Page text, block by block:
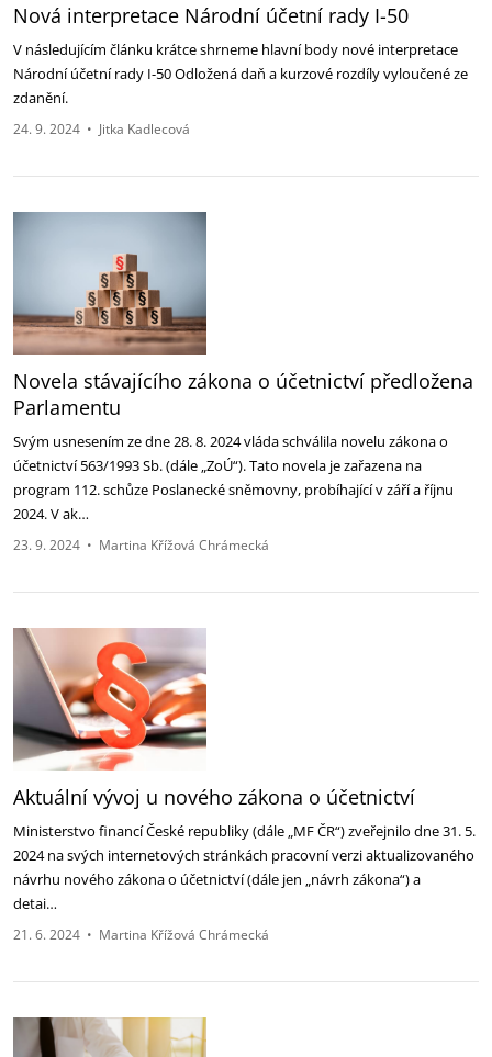
Nová interpretace Národní účetní rady I-50
V následujícím článku krátce shrneme hlavní body nové interpretace
Národní účetní rady I-50 Odložená daň a kurzové rozdíly vyloučené ze
zdanění.
24. 9. 2024 • Jitka Kadlecová
Novela stávajícího zákona o účetnictví předložena
Parlamentu
Svým usnesením ze dne 28. 8. 2024 vláda schválila novelu zákona o
účetnictví 563/1993 Sb. (dále „ZoÚ“). Tato novela je zařazena na
program 112. schůze Poslanecké sněmovny, probíhající v září a říjnu
2024. V ak…
23. 9. 2024 • Martina Křížová Chrámecká
Aktuální vývoj u nového zákona o účetnictví
Ministerstvo financí České republiky (dále „MF ČR“) zveřejnilo dne 31. 5.
2024 na svých internetových stránkách pracovní verzi aktualizovaného
návrhu nového zákona o účetnictví (dále jen „návrh zákona“) a
detai…
21. 6. 2024 • Martina Křížová Chrámecká